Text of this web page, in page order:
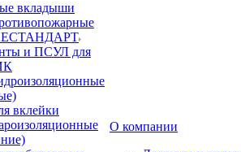
вкладыши
и ПСУЛ для
вклейки
О компании